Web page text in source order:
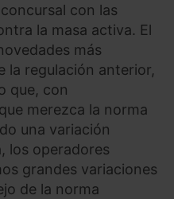
con las
la masa activa. El
más
la regulación anterior,
que, con
merezca la norma
una variación
los operadores
grandes variaciones
de la norma